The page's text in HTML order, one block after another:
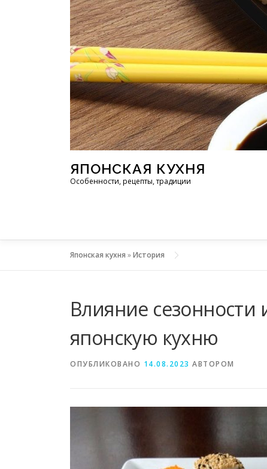
Перейти к содержимому
ЯПОНСКАЯ КУХНЯ
Особенности, рецепты, традиции
Японская кухня »История
Влияние
японскую кухню
ОПУБЛИКОВАНО 14.08.2023 АВТОРОМ